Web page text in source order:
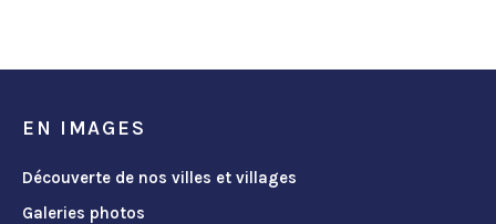
EN IMAGES
Découverte de nos villes et villages
Galeries photos